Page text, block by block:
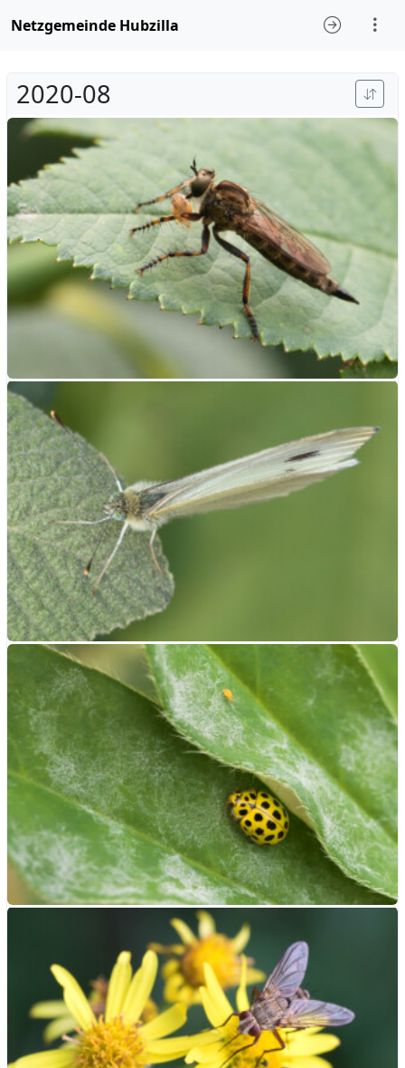
Netzgemeinde Hubzilla
2020-08